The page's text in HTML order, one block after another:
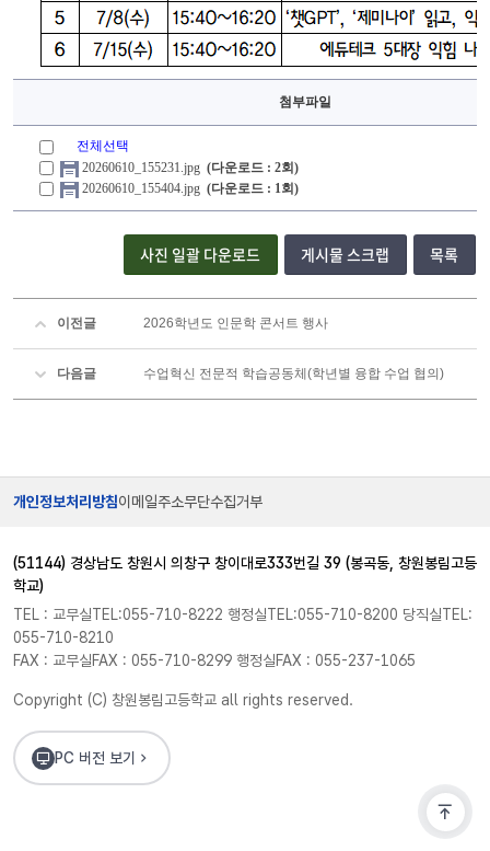
첨부파일
전체선택
20260610_155231.jpg (다운로드 : 2회)
20260610_155404.jpg (다운로드 : 1회)
사진 일괄 다운로드 게시물 스크랩 목록
이전글 2026학년도 인문학 콘서트 행사
다음글 수업혁신 전문적 학습공동체(학년별 융합 수업 협의)
개인정보처리방침이메일주소무단수집거부
(51144) 경상남도 창원시 의창구 창이대로333번길 39 (봉곡동, 창원봉림고등
학교)
TEL : 교무실TEL:055-710-8222 행정실TEL:055-710-8200 당직실TEL:
055-710-8210
FAX : 교무실FAX : 055-710-8299 행정실FAX : 055-237-1065
Copyright (C) 창원봉림고등학교 all rights reserved.
PC 버전 보기